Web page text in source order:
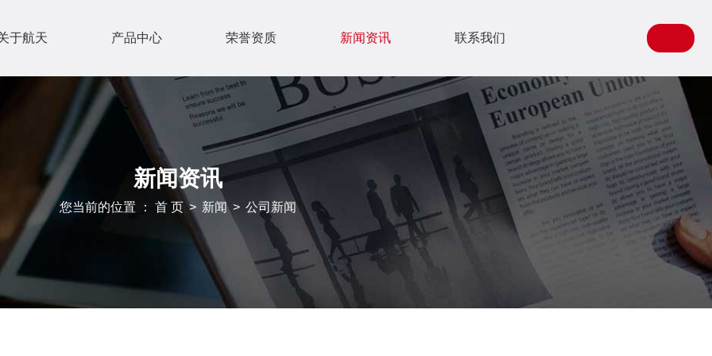
于航天 产品中心 荣誉资质 新闻资讯 联系我们
新闻资讯
您当前的位置 ： 首 页> 新闻 > 公司新闻